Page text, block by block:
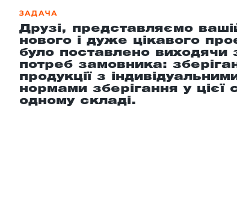
ЗАДАЧА
Друзі, представляємо
нового і дуже цікавого
було поставлено виходячи
потреб замовника:
продукції з
нормами зберігання у цієї
одному складі.